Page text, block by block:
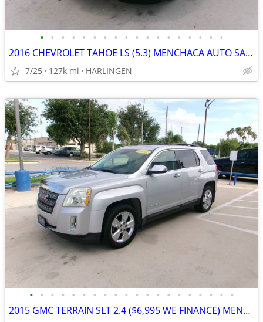
• • • • • • • • • • • • • • • • • •
2016 CHEVROLET TAHOE LS (5.3) MENCHACA AUTO SALES
7/25 127k mi HARLINGEN
• • • • • • • • • • • • • • • • • • • •
2015 GMC TERRAIN SLT 2.4 ($6,995 WE FINANCE) MENCHACA AUTO SALES